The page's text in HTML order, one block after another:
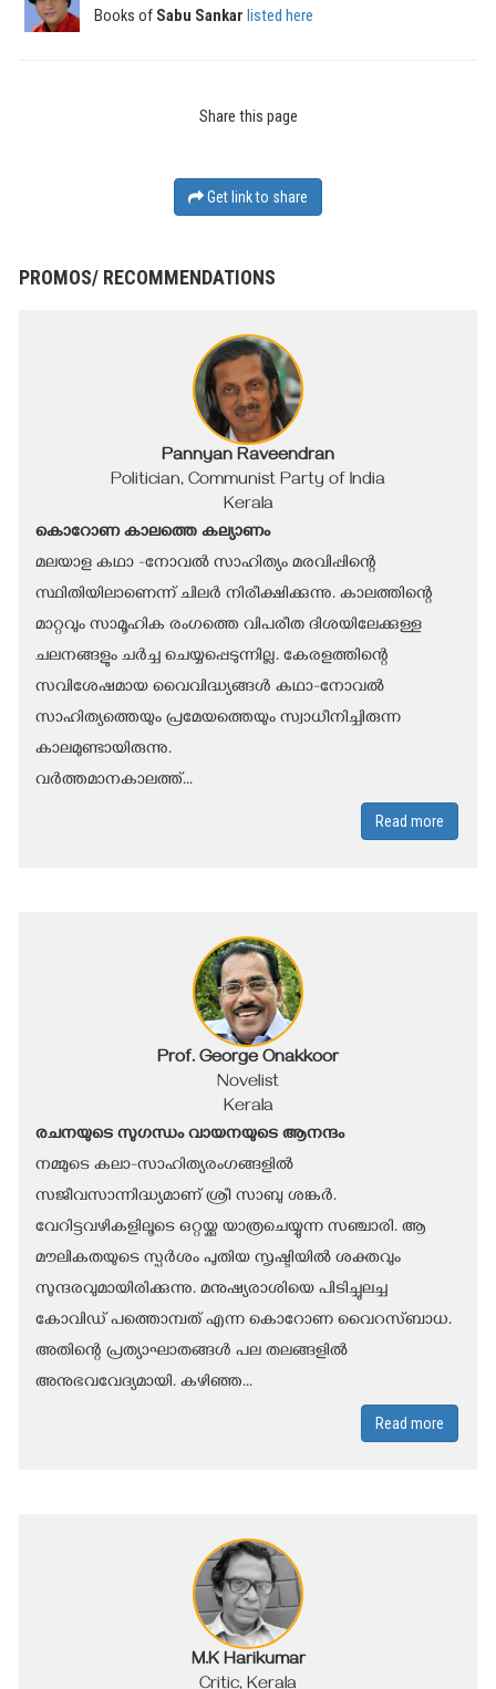
Books of Sabu Sankar listed here
Share this page
Get link to share
PROMOS/ RECOMMENDATIONS
Pannyan Raveendran
Politician, Communist Party of India
Kerala
കൊറോണ കാലത്തെ കല്യാണം
മലയാള കഥാ -നോവൽ സാഹിത്യം മരവിപ്പിന്റെ
സ്ഥിതിയിലാണെന്ന് ചിലർ നിരീക്ഷിക്കുന്നു. കാലത്തിന്റെ
മാറ്റവും സാമൂഹിക രംഗത്തെ വിപരീത ദിശയിലേക്കുള്ള
ചലനങ്ങളും ചർച്ച ചെയ്യപ്പെടുന്നില്ല. കേരളത്തിന്റെ
സവിശേഷമായ വൈവിദ്ധ്യങ്ങൾ കഥാ-നോവൽ
സാഹിത്യത്തെയും പ്രമേയത്തെയും സ്വാധീനിച്ചിരുന്ന
കാലമുണ്ടായിരുന്നു.
വർത്തമാനകാലത്ത്...
Read more
Prof. George Onakkoor
Novelist
Kerala
രചനയുടെ സുഗന്ധം വായനയുടെ ആനന്ദം
നമ്മുടെ കലാ-സാഹിത്യരംഗങ്ങളിൽ
സജീവസാന്നിദ്ധ്യമാണ് ശ്രീ സാബു ശങ്കർ.
വേറിട്ടവഴികളിലൂടെ ഒറ്റയ്ക്കു യാത്രചെയ്യുന്ന സഞ്ചാരി. ആ
മൗലികതയുടെ സ്പർശം പുതിയ സൃഷ്ടിയിൽ ശക്തവും
സുന്ദരവുമായിരിക്കുന്നു. മനുഷ്യരാശിയെ പിടിച്ചുലച്ച
കോവിഡ് പത്തൊമ്പത് എന്ന കൊറോണ വൈറസ്ബാധ.
അതിന്റെ പ്രത്യാഘാതങ്ങൾ പല തലങ്ങളിൽ
അനുഭവവേദ്യമായി. കഴിഞ്ഞ...
Read more
M.K Harikumar